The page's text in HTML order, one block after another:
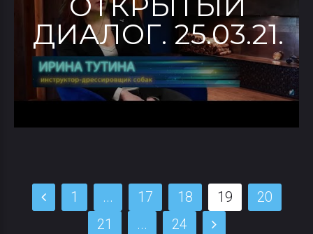
ДИАЛОГ. 25.03.21.
1 ... 17 18 19
20
21
... 24